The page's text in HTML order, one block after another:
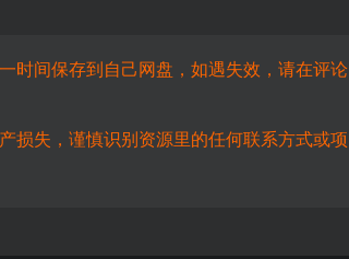
时间保存到自己网盘，如遇失效，请在评论
损失，谨慎识别资源里的任何联系方式或项